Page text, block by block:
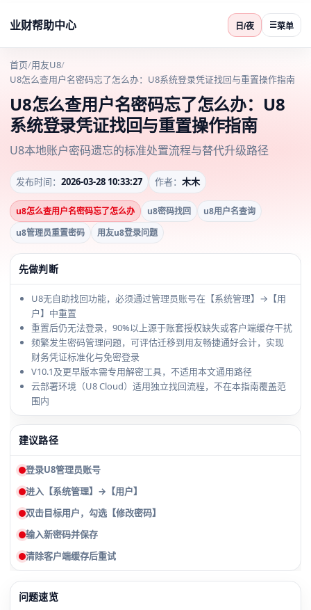
业财帮助中心 日/夜 ☰菜单
首页/用友U8/
U8怎么查用户名密码忘了怎么办：U8系统登录凭证找回与重置操作指南
U8怎么查用户名密码忘了怎么办：U8
系统登录凭证找回与重置操作指南
U8本地账户密码遗忘的标准处置流程与替代升级路径
发布时间： 2026-03-28 10:33:27 作者： 木木
u8怎么查用户名密码忘了怎么办 u8密码找回
u8用户名查询
u8管理员重置密码
用友u8登录问题
先做判断
U8无自助找回功能，必须通过管理员账号在【系统管理】→【用
户】中重置
重置后仍无法登录，90%以上源于账套授权缺失或客户端缓存干扰
频繁发生密码管理问题，可评估迁移到用友畅捷通好会计，实现
财务凭证标准化与免密登录
V10.1及更早版本需专用解密工具，不适用本文通用路径
云部署环境（U8 Cloud）适用独立找回流程，不在本指南覆盖范
围内
建议路径
登录U8管理员账号
进入【系统管理】→【用户】
双击目标用户，勾选【修改密码】
输入新密码并保存
清除客户端缓存后重试
问题速览